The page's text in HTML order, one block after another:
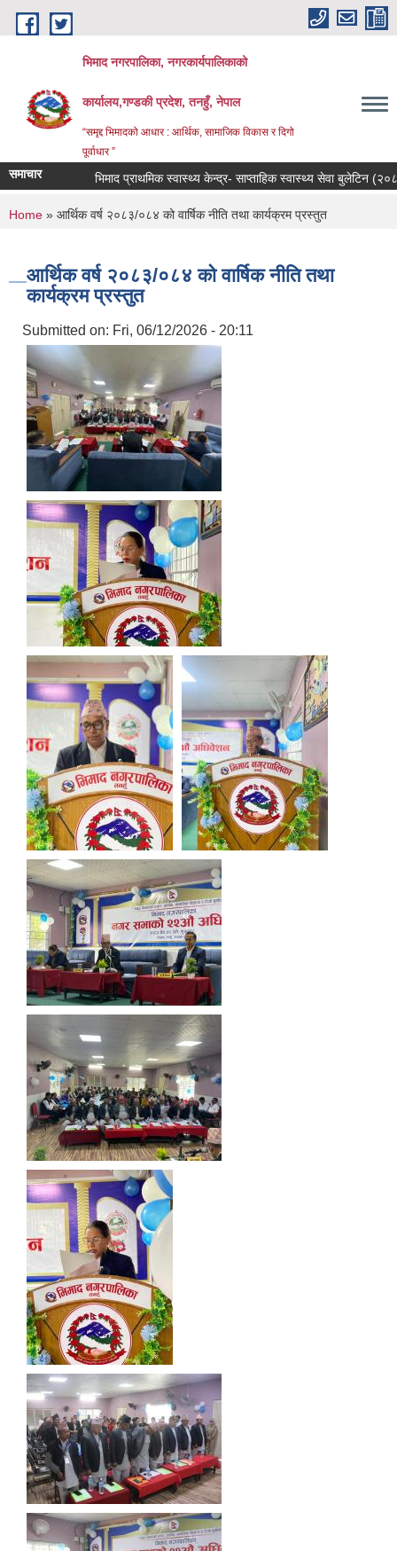
Skip to main content
भिमाद नगरपालिका, नगरकार्यपालिकाको
कार्यालय,गण्डकी प्रदेश, तनहुँ, नेपाल
“समृद्द भिमादको आधार : आर्थिक, सामाजिक विकास र दिगो
पूर्वाधार ”
समाचार भिमाद प्राथमिक स्वास्थ्य केन्द्र- साप्ताहिक स्वास्थ्य सेवा बुलेटिन (२०८३-
You are here
Home » आर्थिक वर्ष २०८३/०८४ को वार्षिक नीति तथा कार्यक्रम प्रस्तुत
आर्थिक वर्ष २०८३/०८४ को वार्षिक नीति तथा
कार्यक्रम प्रस्तुत
Submitted on: Fri, 06/12/2026 - 20:11